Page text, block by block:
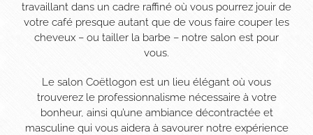
travaillant dans un cadre raffiné où vous pourrez jouir de
votre café presque autant que de vous faire couper les
cheveux – ou tailler la barbe – notre salon est pour
vous.
Le salon Coëtlogon est un lieu élégant où vous
trouverez le professionnalisme nécessaire à votre
bonheur, ainsi qu’une ambiance décontractée et
masculine qui vous aidera à savourer notre expérience